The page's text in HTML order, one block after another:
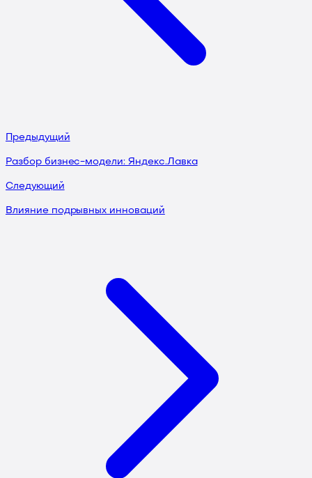
Предыдущий
Разбор бизнес-модели: Яндекс.Лавка
Следующий
Влияние подрывных инноваций